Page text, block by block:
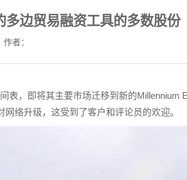
边贸易融资工具的多数股份
者：
表，即将其主要市场迁移到新的Millennium
络升级，这受到了客户和评论员的欢迎。